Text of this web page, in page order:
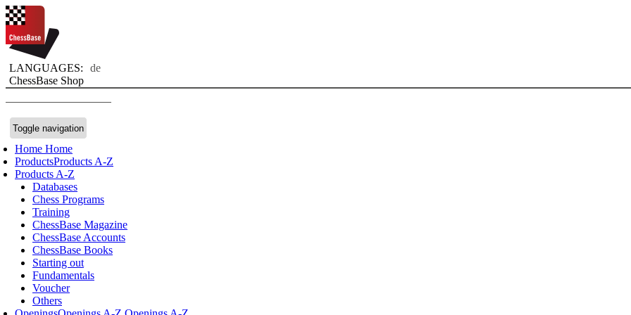
LANGUAGES:
de
ChessBase Shop
Toggle navigation
Home Home
ProductsProducts A-Z
Products A-Z
Databases
Chess Programs
Training
ChessBase Magazine
ChessBase Accounts
ChessBase Books
Starting out
Fundamentals
Voucher
Others